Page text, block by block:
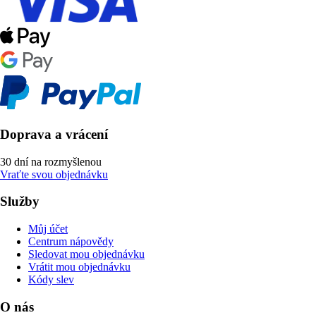
Doprava a vrácení
30 dní na rozmyšlenou
Vraťte svou objednávku
Služby
Můj účet
Centrum nápovědy
Sledovat mou objednávku
Vrátit mou objednávku
Kódy slev
O nás